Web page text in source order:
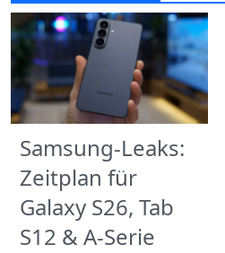
Samsung-Leaks:
Zeitplan für
Galaxy S26, Tab
S12 & A-Serie